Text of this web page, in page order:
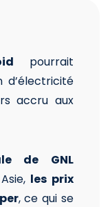
pourrait
d’électricité
accru aux
de GNL
les prix
, ce qui se